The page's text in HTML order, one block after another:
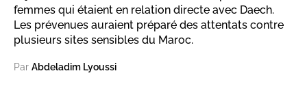
femmes qui étaient en relation directe avec Daech.
Les prévenues auraient préparé des attentats contre
plusieurs sites sensibles du Maroc.
Par Abdeladim Lyoussi